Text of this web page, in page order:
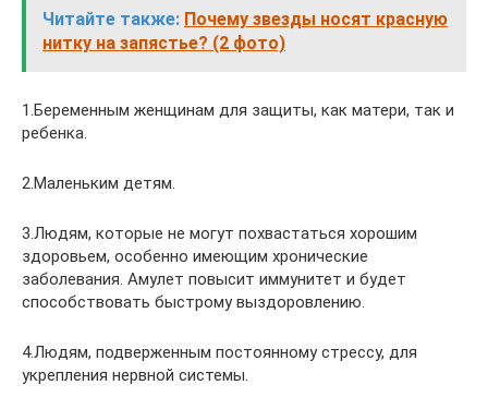
Читайте также: Почему звезды носят красную
нитку на запястье? (2 фото)
1.Беременным женщинам для защиты, как матери, так и
ребенка.
2.Маленьким детям.
3.Людям, которые не могут похвастаться хорошим
здоровьем, особенно имеющим хронические
заболевания. Амулет повысит иммунитет и будет
способствовать быстрому выздоровлению.
4.Людям, подверженным постоянному стрессу, для
укрепления нервной системы.